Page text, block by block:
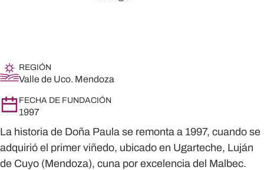
REGIÓN
Valle de Uco. Mendoza
FECHA DE FUNDACIÓN
1997
La historia de Doña Paula se remonta a 1997, cuando se
adquirió el primer viñedo, ubicado en Ugarteche, Luján
de Cuyo (Mendoza), cuna por excelencia del Malbec.